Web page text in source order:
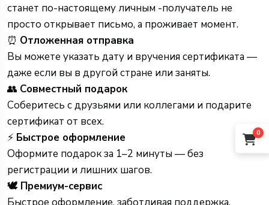
0
станет по-настоящему личным -получатель не
просто открывает письмо, а проживает момент.
⏰ Отложенная отправка
Вы можете указать дату и вручения сертификата —
даже если вы в другой стране или заняты.
👥 Совместный подарок
Соберитесь с друзьями или коллегами и подарите
сертификат от всех.
⚡ Быстрое оформление
Оформите подарок за 1–2 минуты — без
регистрации и лишних шагов.
🕊 Премиум-сервис